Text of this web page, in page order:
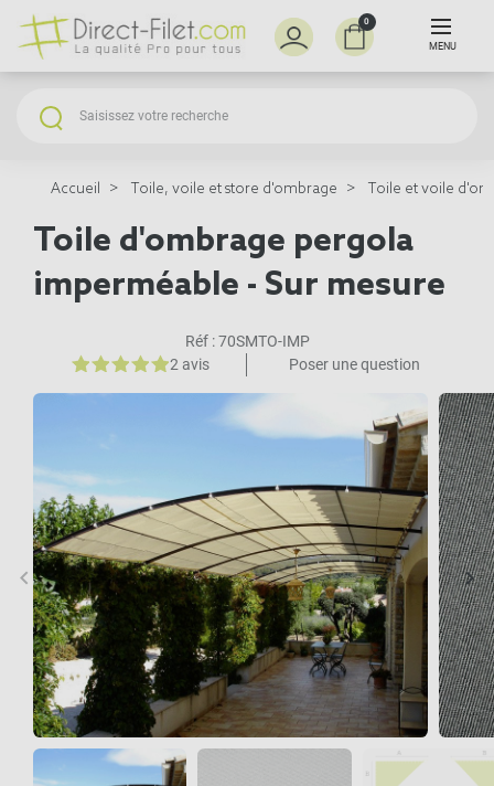
0
MENU
Accueil Toile, voile et store d'ombrage Toile et voile
Toile d'ombrage pergola
imperméable - Sur mesure
Réf :70SMTO-IMP
2 avis
Poser une question
Précédent
keyboard_arrow_left keyboard_arrow_right